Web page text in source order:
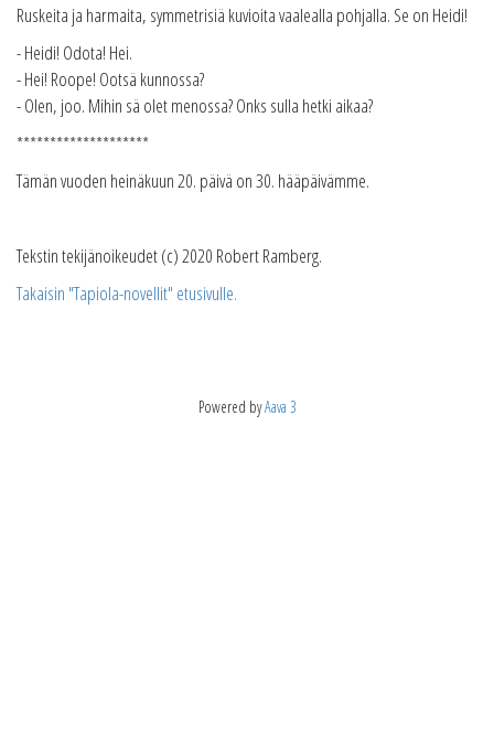
Ruskeita ja harmaita, symmetrisiä kuvioita vaalealla pohjalla. Se on Heidi!
- Heidi! Odota! Hei.
- Hei! Roope! Ootsä kunnossa?
- Olen, joo. Mihin sä olet menossa? Onks sulla hetki aikaa?
********************
Tämän vuoden heinäkuun 20. päivä on 30. hääpäivämme.
Tekstin tekijänoikeudet (c) 2020 Robert Ramberg.
Takaisin "Tapiola-novellit" etusivulle.
Powered byAava 3